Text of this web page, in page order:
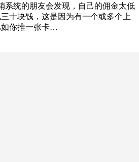
系统的朋友会发现，自己的佣金太低
十块钱，这是因为有一个或多个上
如你推一张卡…